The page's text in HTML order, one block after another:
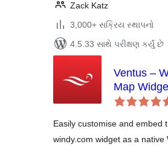
Zack Katz
3,000+ સક્રિય સ્થાપનો
4.5.33 સાથે પરીક્ષણ કર્યું છે
Ventus –
Map
Shortcode
Easily customise and embed
windy.com widget as a native